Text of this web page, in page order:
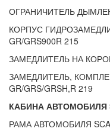
ОГРАНИЧИТЕЛЬ
КОРПУС
GR/GRS900R 215
ЗАМЕДЛИТЕЛЬ НА
ЗАМЕДЛИТЕЛЬ,
GR/GRS/GRSH,R 219
КАБИНА АВТОМОБИЛЯ
РАМА АВТОМОБИЛЯ